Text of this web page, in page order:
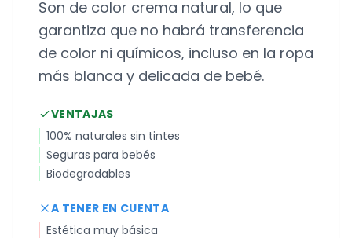
Son de color crema natural, lo que
garantiza que no habrá transferencia
de color ni químicos, incluso en la ropa
más blanca y delicada de bebé.
VENTAJAS
100% naturales sin tintes
Seguras para bebés
Biodegradables
A TENER EN CUENTA
Estética muy básica